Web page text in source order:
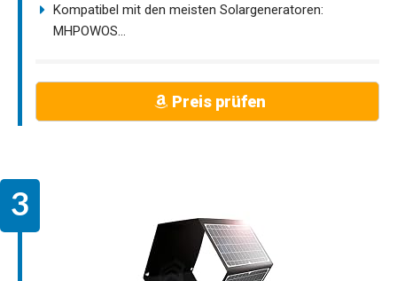
Kompatibel mit den meisten Solargeneratoren:
MHPOWOS...
Preis prüfen